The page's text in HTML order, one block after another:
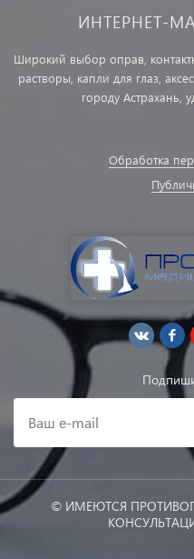
ИНТЕРНЕТ-
Широкий выбор оправ,
растворы, капли для глаз,
городу Астрахань,
Обработка
Ваш e-mail
© ИМЕЮТСЯ